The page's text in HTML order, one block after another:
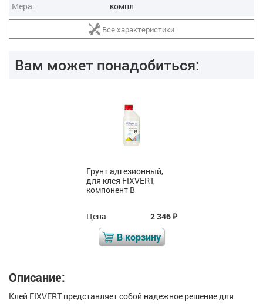
Мера:
компл
Все характеристики
Вам может понадобиться:
Грунт адгезионный,
для клея FIXVERT,
компонент B
Цена 2 346₽
В корзину
Описание:
Клей FIXVERT представляет собой надежное решение для